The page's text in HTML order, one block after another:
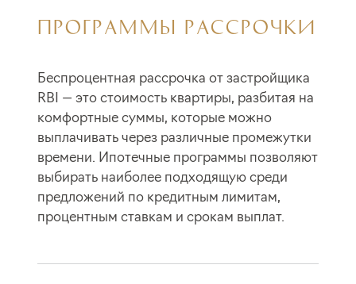
ПРОГРАММЫ РАССРОЧКИ
Беспроцентная рассрочка от застройщика
RBI — это стоимость квартиры, разбитая на
комфортные суммы, которые можно
выплачивать через различные промежутки
времени. Ипотечные программы позволяют
выбирать наиболее подходящую среди
предложений по кредитным лимитам,
процентным ставкам и срокам выплат.